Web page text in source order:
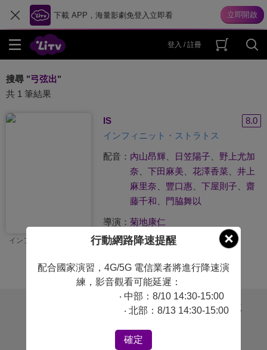
下載 APP，海量影劇免登入立即看
登入 / 註冊
搜尋 "弓弦出"
共 1 筆結果
IS
8.0
インフィニット・ストラトス
配音： 內山昂輝、 日笠陽子
野上尤加
奈
下田麻美 花澤香菜
井上
麻里奈
豐口惠、 下屋則子
齋
藤千和
門脇舞以
導演： 菊地康仁
原著：弓弦出
製作公司：8bit
用戶幫助
常見問題
體驗＆序號
行動網路降速提醒
配合國家演習，4G/5G 電信業者將進行降速演
練，影音觀看可能延遲：
‧ 中部：8/10 14:30-15:00
‧ 北部：8/13 14:30-15:00
確定